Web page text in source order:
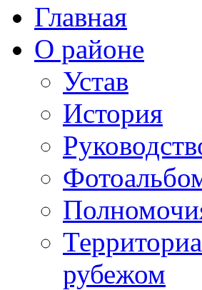
Главная
О районе
Устав
История
рубежом